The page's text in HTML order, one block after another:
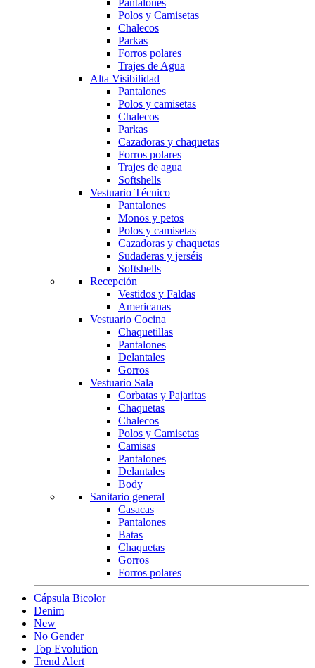
Polos y Camisetas
Chalecos
Parkas
Forros polares
Trajes de Agua
Alta Visibilidad
Pantalones
Polos y camisetas
Chalecos
Parkas
Cazadoras y chaquetas
Forros polares
Trajes de agua
Softshells
Vestuario Técnico
Pantalones
Monos y petos
Polos y camisetas
Cazadoras y chaquetas
Sudaderas y jerséis
Softshells
Recepción
Vestidos y Faldas
Americanas
Vestuario Cocina
Chaquetillas
Pantalones
Delantales
Gorros
Vestuario Sala
Corbatas y Pajaritas
Chaquetas
Chalecos
Polos y Camisetas
Camisas
Pantalones
Delantales
Body
Sanitario general
Casacas
Pantalones
Batas
Chaquetas
Gorros
Forros polares
Cápsula Bicolor
Denim
New
No Gender
Top Evolution
Trend Alert